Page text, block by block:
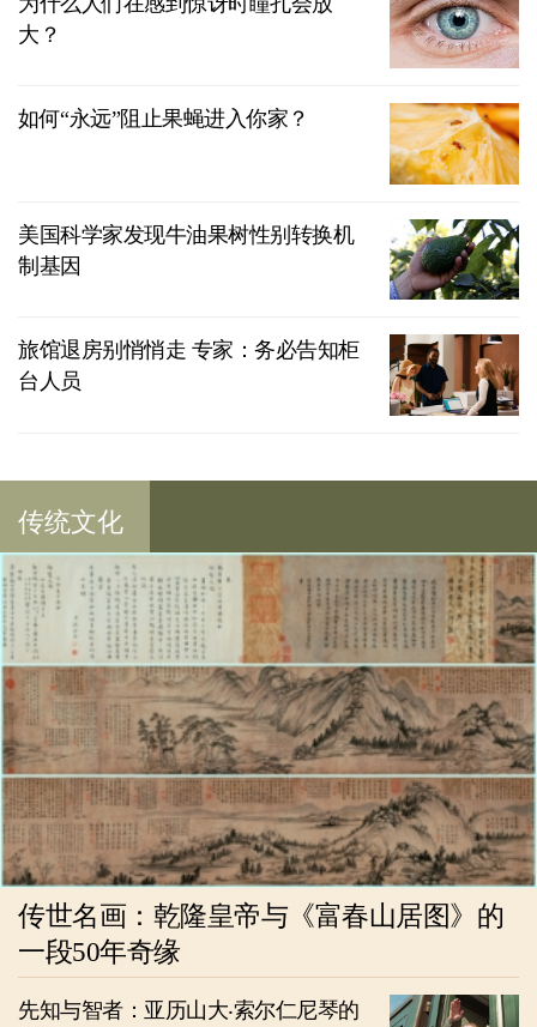
大？
如何“永远”阻止果蝇进入你家？
美国科学家发现牛油果树性别转换机
制基因
旅馆退房别悄悄走 专家：务必告知柜
台人员
传统文化
传世名画：乾隆皇帝与《富春山居图》的
一段50年奇缘
先知与智者：亚历山大‧索尔仁尼琴的